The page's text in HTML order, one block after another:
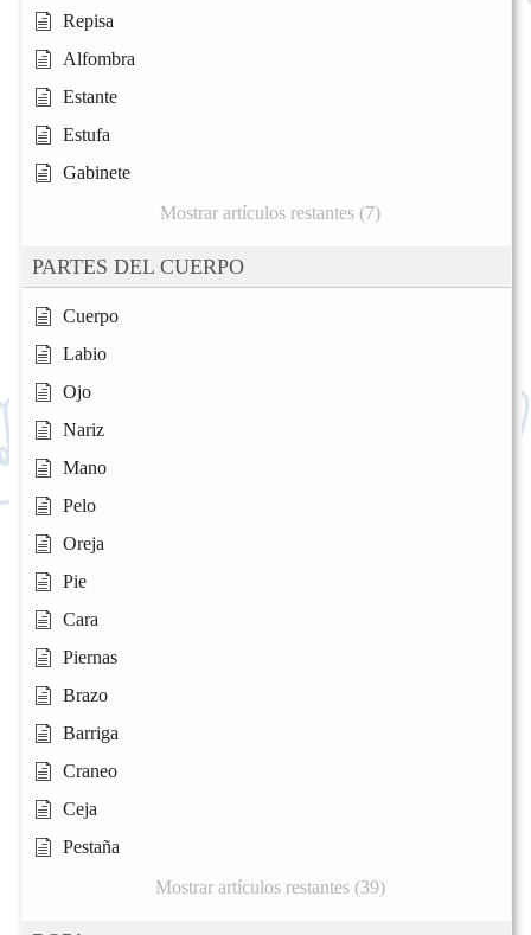
Repisa
Alfombra
Estante
Estufa
Gabinete
Mostrar artículos restantes (7)
PARTES DEL CUERPO
Cuerpo
Labio
Ojo
Nariz
Mano
Pelo
Oreja
Pie
Cara
Piernas
Brazo
Barriga
Craneo
Ceja
Pestaña
Mostrar artículos restantes (39)